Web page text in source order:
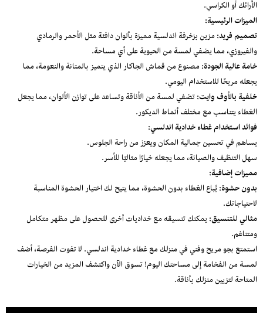
الأرائك أو الكراسي.
الميزات الرئيسية:
تصميم فريد:مزين بزخرفة اندلسية مميزة بألوان دافئة مثل الأحمر والرمادي
والفيروزي، مما يضفي لمسة من الحيوية على أي مساحة.
خامة عالية الجودة:مصنوع من قماش الجاكار الذي يتميز بالمتانة والنعومة، مما
يجعله مريحًا للاستخدام اليومي.
خلفية بالأوف وايت:تضفي لمسة من الأناقة وتساعد على توازن الألوان، مما يجعل
الغطاء يتناسب مع مختلف أنماط الديكور.
فوائد استخدام غطاء خدادية اندلسي:
يساهم في تحسين جمالية المكان ويعزز من راحة الجلوس.
سهل التنظيف والصيانة، مما يجعله خيارًا مثاليًا للأسر.
مميزات إضافية:
بدون حشوة:يُباع الغطاء بدون الحشوة، مما يتيح لك اختيار الحشوة المناسبة
لاحتياجاتك.
مثالي للتنسيق:يمكنك تنسيقه مع خداديات أخرى للحصول على مظهر متكامل
ومتناغم.
استمتع بجو مريح وفني في منزلك مع غطاء خدادية اندلسي. لا تفوت الفرصة، أضف
لمسة من الفخامة إلى مساحتك اليوم! تسوق الآن واكتشف المزيد من الخيارات
المتاحة لتزيين منزلك بأناقة.